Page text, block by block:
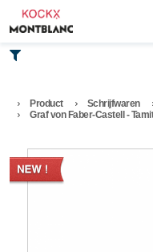
Product Schrijfwaren
Graf von Faber-Castell -